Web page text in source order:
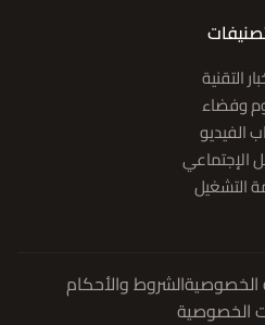
التقنية
وفضاء
الفيديو
الإجتماعي
التشغيل
الشروط والأحكام
الخصوصية